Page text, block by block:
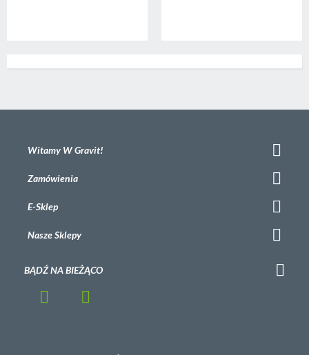
Witamy W Gravit!
Zamówienia
E-Sklep
Nasze Sklepy
BĄDŹ NA BIEŻĄCO